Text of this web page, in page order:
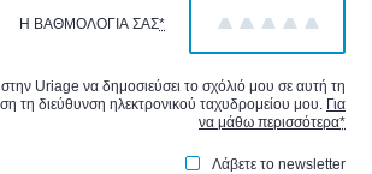
Η ΒΑΘΜΟΛΟΓΊΑ ΣΑΣ* 5
4
3
2
1
Uriage να δημοσιεύσει το σχόλιό μου σε αυτή τη
τη διεύθυνση ηλεκτρονικού ταχυδρομείου μου. Για
να μάθω περισσότερα*
Λάβετε το newsletter